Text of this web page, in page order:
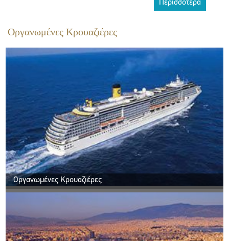
Περισσότερα
Οργανωμένες Κρουαζιέρες
Οργανωμένες Κρουαζιέρες